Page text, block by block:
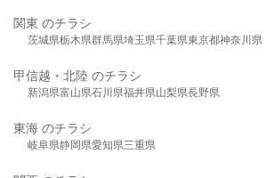
関東 のチラシ
茨城県栃木県群馬県埼玉県千葉県東京都神奈川県
甲信越・北陸 のチラシ
新潟県富山県石川県福井県山梨県長野県
東海 のチラシ
岐阜県静岡県愛知県三重県